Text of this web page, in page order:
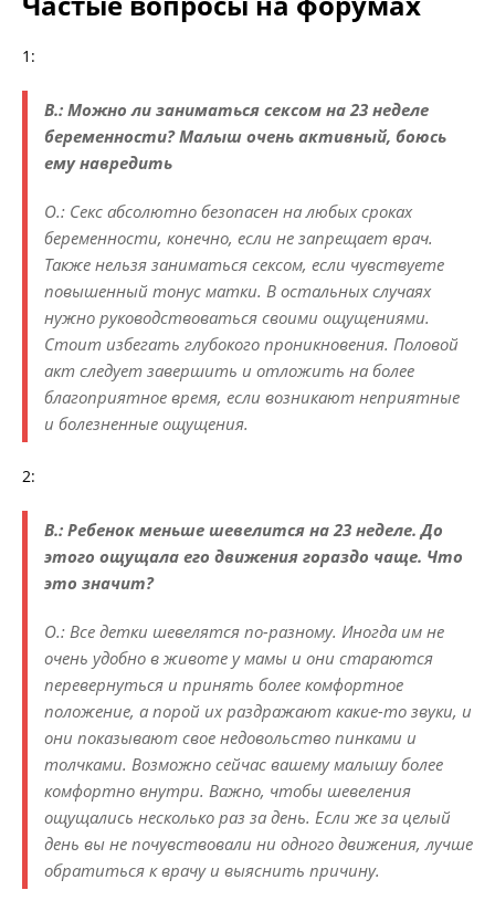
1:
В.: Можно ли заниматься сексом на 23 неделе
беременности? Малыш очень активный, боюсь
ему навредить
О.: Секс абсолютно безопасен на любых сроках
беременности, конечно, если не запрещает врач.
Также нельзя заниматься сексом, если чувствуете
повышенный тонус матки. В остальных случаях
нужно руководствоваться своими ощущениями.
Стоит избегать глубокого проникновения. Половой
акт следует завершить и отложить на более
благоприятное время, если возникают неприятные
и болезненные ощущения.
2:
В.: Ребенок меньше шевелится на 23 неделе. До
этого ощущала его движения гораздо чаще. Что
это значит?
О.: Все детки шевелятся по-разному. Иногда им не
очень удобно в животе у мамы и они стараются
перевернуться и принять более комфортное
положение, а порой их раздражают какие-то звуки, и
они показывают свое недовольство пинками и
толчками. Возможно сейчас вашему малышу более
комфортно внутри. Важно, чтобы шевеления
ощущались несколько раз за день. Если же за целый
день вы не почувствовали ни одного движения, лучше
обратиться к врачу и выяснить причину.